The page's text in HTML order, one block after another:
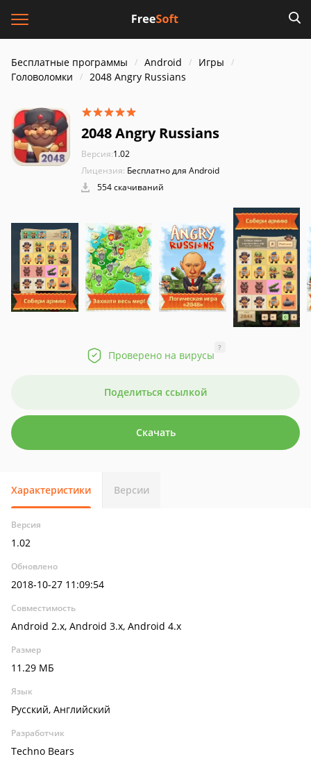
Бесплатные программы Android
Игры
Головоломки
2048 Angry Russians
2048 Angry Russians
Версия:1.02
Лицензия: Бесплатно для Android
554 скачиваний
Проверено на вирусы
?
Поделиться ссылкой
Скачать
Характеристики Версии
Версия
1.02
Обновлено
2018-10-27 11:09:54
Совместимость
Android 2.x, Android 3.x, Android 4.x
Размер
11.29 МБ
Язык
Русский, Английский
Разработчик
Techno Bears